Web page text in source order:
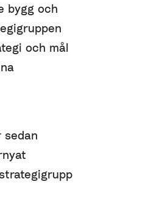
bygg och
och mål
sedan